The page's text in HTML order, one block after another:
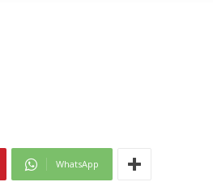
WhatsApp